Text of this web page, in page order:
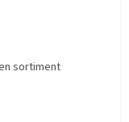
sortiment